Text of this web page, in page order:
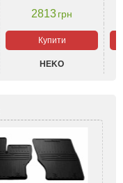
2813грн
Купити
HEKO